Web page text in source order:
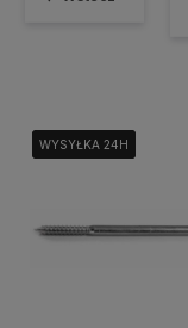
WYSYŁKA 24H
WYSYŁKA 24H
WYSYŁKA 24H